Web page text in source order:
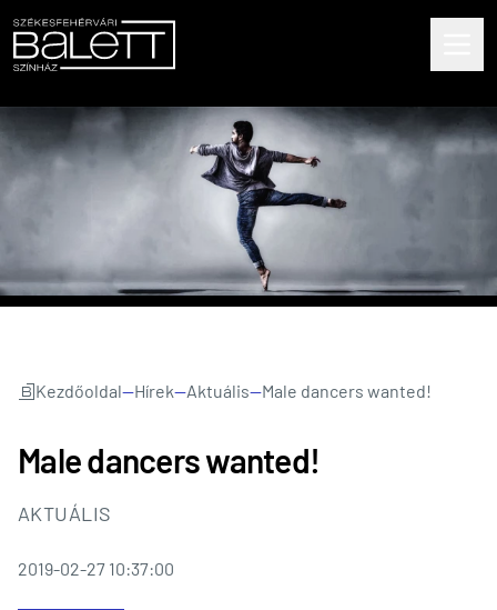
Kezdőoldal—Hírek—Aktuális—Male dancers wanted!
Male dancers wanted!
AKTUÁLIS
2019-02-27 10:37:00